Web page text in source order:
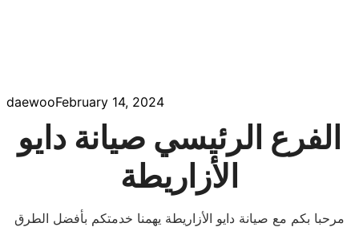
daewooFebruary 14, 2024
الفرع الرئيسي صيانة دايو
الأزاريطة
مرحبا بكم مع صيانة دايو الأزاريطة يهمنا خدمتكم بأفضل الطرق